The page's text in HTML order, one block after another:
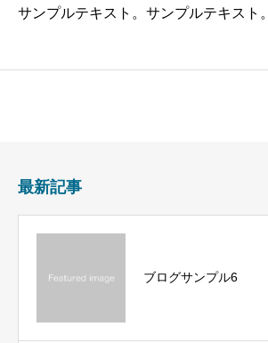
サンプルテキスト。サンプルテキスト。
最新記事
ブログサンプル6